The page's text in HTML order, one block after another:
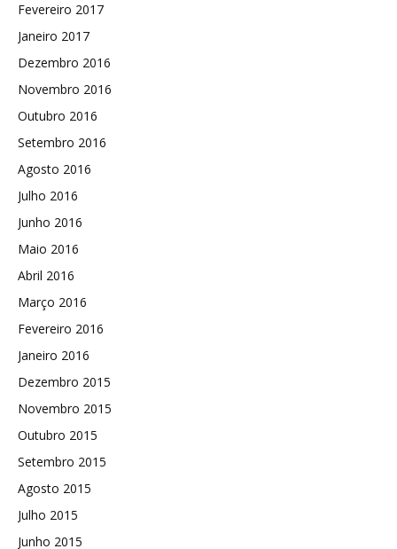
Fevereiro 2017
Janeiro 2017
Dezembro 2016
Novembro 2016
Outubro 2016
Setembro 2016
Agosto 2016
Julho 2016
Junho 2016
Maio 2016
Abril 2016
Março 2016
Fevereiro 2016
Janeiro 2016
Dezembro 2015
Novembro 2015
Outubro 2015
Setembro 2015
Agosto 2015
Julho 2015
Junho 2015